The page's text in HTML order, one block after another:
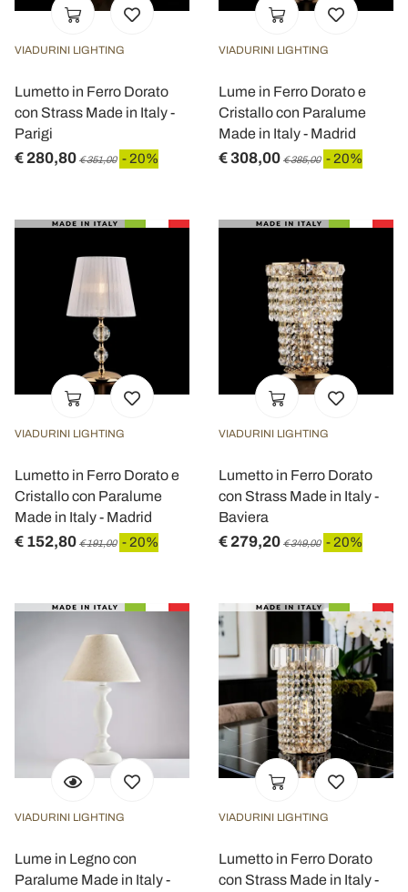
VIADURINI LIGHTING
Lumetto in Ferro Dorato
con Strass Made in Italy -
Parigi
€ 280,80 € 351,00 - 20%
VIADURINI LIGHTING
Lume in Ferro Dorato e
Cristallo con Paralume
Made in Italy - Madrid
€ 308,00 € 385,00 - 20%
VIADURINI LIGHTING
Lumetto in Ferro Dorato e
Cristallo con Paralume
Made in Italy - Madrid
€ 152,80 € 191,00 - 20%
VIADURINI LIGHTING
Lumetto in Ferro Dorato
con Strass Made in Italy -
Baviera
€ 279,20 € 349,00 - 20%
VIADURINI LIGHTING
Lume in Legno con
Paralume Made in Italy -
VIADURINI LIGHTING
Lumetto in Ferro Dorato
con Strass Made in Italy -